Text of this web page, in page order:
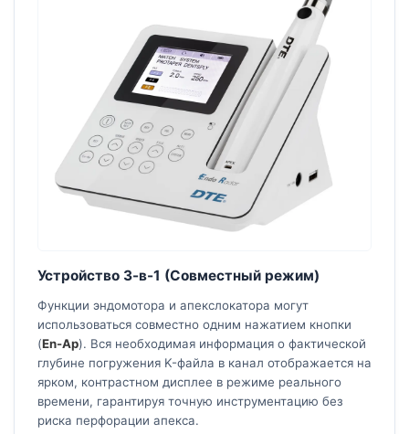
Устройство 3-в-1 (Совместный режим)
Функции эндомотора и апекслокатора могут
использоваться совместно одним нажатием кнопки
(En-Ap). Вся необходимая информация о фактической
глубине погружения K-файла в канал отображается на
ярком, контрастном дисплее в режиме реального
времени, гарантируя точную инструментацию без
риска перфорации апекса.